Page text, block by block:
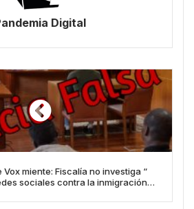
Digital
Vox miente: Fiscalía no investiga “
sociales contra la inmigración